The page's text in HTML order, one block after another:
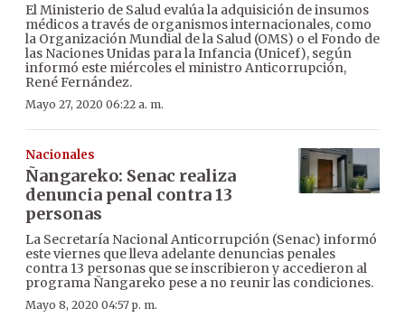
El Ministerio de Salud evalúa la adquisición de insumos
médicos a través de organismos internacionales, como
la Organización Mundial de la Salud (OMS) o el Fondo de
las Naciones Unidas para la Infancia (Unicef), según
informó este miércoles el ministro Anticorrupción,
René Fernández.
Mayo 27, 2020 06:22 a. m.
Nacionales
Ñangareko: Senac realiza
denuncia penal contra 13
personas
La Secretaría Nacional Anticorrupción (Senac) informó
este viernes que lleva adelante denuncias penales
contra 13 personas que se inscribieron y accedieron al
programa Ñangareko pese a no reunir las condiciones.
Mayo 8, 2020 04:57 p. m.